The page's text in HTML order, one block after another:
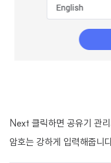
Next 클릭하면 공유기 관
암호는 강하게 입력해줍니